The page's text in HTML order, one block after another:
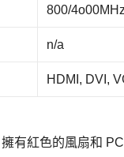
800/4o00MHz
n/a
HDMI, DVI,
有紅色的風扇和